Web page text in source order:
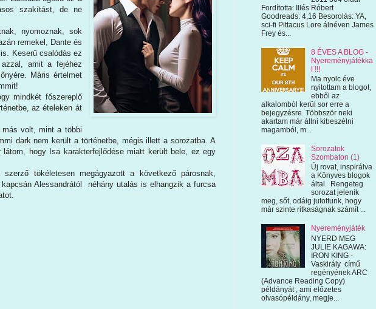
szakítást, de ne
nyomoznak, sok
remekel, Dante és
Keserű csalódás ez
amit a fejéhez
Máris értelmet
mindkét főszereplő
az ételeken át
volt, mint a többi
dark nem került a történetbe, mégis illett a sorozatba. A
hogy Isa karakterfejlődése miatt került bele, ez egy
tökéletesen megágyazott a következő párosnak,
Alessandrától néhány utalás is elhangzik a furcsa
Fordította: Illés Róbert
Goodreads: 4,16 Besorolás: YA,
sci-fi Pittacus Lore álnéven James
Frey és...
8 ÉVES A BLOG -
Nyereményjátékka
l !!!
Ma nyolc éve
nyitottam a blogot,
ebből az
alkalomból kerül sor erre a
bejegyzésre. Többször neki
akartam már állni kibeszélni
magamból, m...
Sorozatok
Szombaton (1)
Új rovat, inspirálva
a Könyves blogok
által. Rengeteg
sorozat jelenik
meg, sőt, odáig jutottunk, hogy
már szinte ritkaságnak számít ...
Nyereményjáték
NYERD MEG
JULIE KAGAWA:
IRON KING -
Vaskirály című
regényének ARC
(Advance Reading Copy)
példányát , ami előzetes
olvasópéldány, megje...